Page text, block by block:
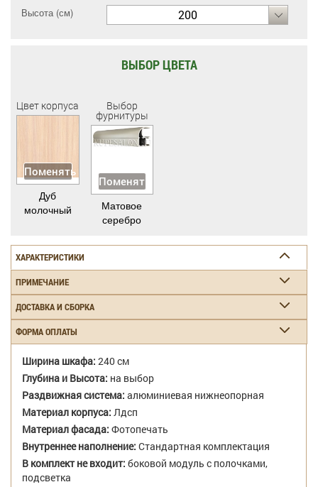
Высота (см) 200
ВЫБОР ЦВЕТА
Цвет корпуса
Поменять
Дуб
молочный
Выбор
фурнитуры
Поменять
Матовое
серебро
ХАРАКТЕРИСТИКИ
ПРИМЕЧАНИЕ
ДОСТАВКА И СБОРКА
ФОРМА ОПЛАТЫ
Ширина шкафа: 240 см
Глубина и Высота: на выбор
Раздвижная система: алюминиевая нижнеопорная
Материал корпуса: Лдсп
Материал фасада: Фотопечать
Внутреннее наполнение: Стандартная комплектация
В комплект не входит: боковой модуль с полочками,
подсветка